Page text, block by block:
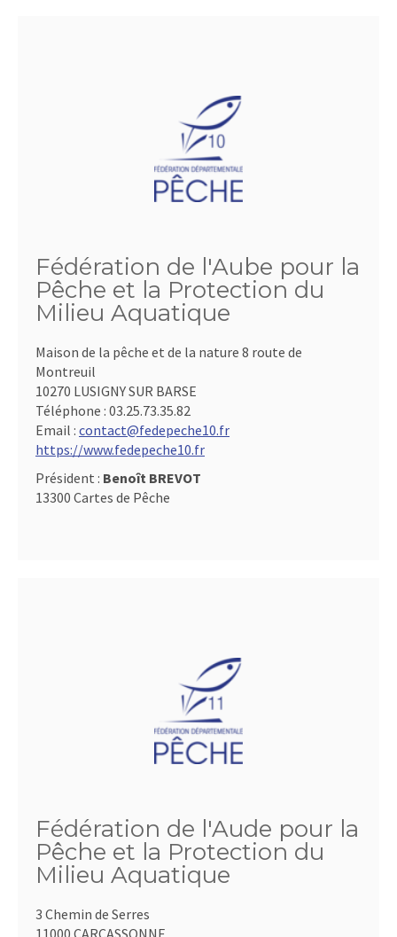
Fédération de l'Aube pour la
Pêche et la Protection du
Milieu Aquatique
Maison de la pêche et de la nature 8 route de
Montreuil
10270 LUSIGNY SUR BARSE
Téléphone : 03.25.73.35.82
Email : contact@fedepeche10.fr
https://www.fedepeche10.fr
Président : Benoît BREVOT
13300 Cartes de Pêche
Fédération de l'Aude pour la
Pêche et la Protection du
Milieu Aquatique
3 Chemin de Serres
11000 CARCASSONNE